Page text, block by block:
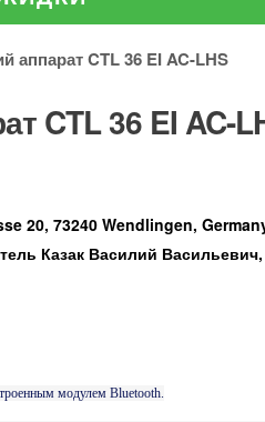
CTL 36 EI AC-LHS
CTL 36 EI AC-
20, 73240 Wendlingen,
Казак Василий Васильевич,
модулем Bluetooth.